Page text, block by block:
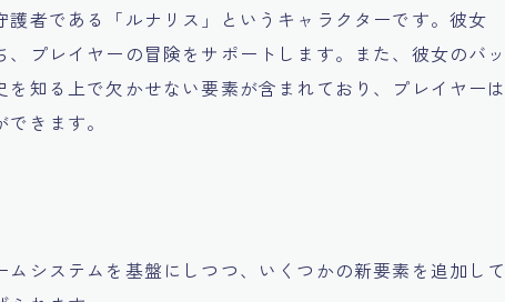
者である「ルナリス」というキャラクターです。彼女
プレイヤーの冒険をサポートします。また、彼女のバッ
知る上で欠かせない要素が含まれており、プレイヤーは
きます。
ムシステムを基盤にしつつ、いくつかの新要素を追加して